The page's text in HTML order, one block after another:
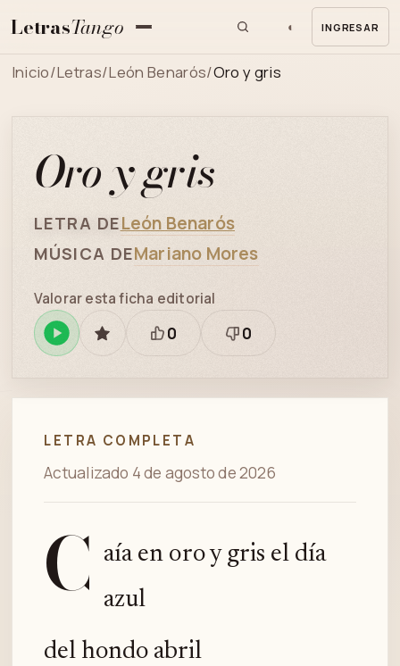
LetrasTango ◐ INGRESAR
Inicio/Letras/León Benarós/Oro y gris
Oro y gris
LETRA DELeón Benarós
MÚSICA DEMariano Mores
ReproducirGUARDAR
Valorar esta ficha editorial
Está
0
Necesita
0
LETRA COMPLETA
Actualizado 4 de agosto de 2026
C
aía en oro y gris el día
azul
del hondo abril